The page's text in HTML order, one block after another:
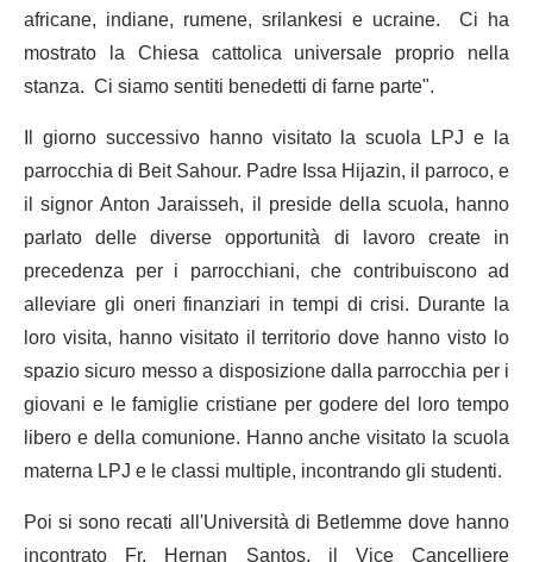
africane, indiane, rumene, srilankesi e ucraine. Ci ha
mostrato la Chiesa cattolica universale proprio nella
stanza. Ci siamo sentiti benedetti di farne parte".
Il giorno successivo hanno visitato la scuola LPJ e la
parrocchia di Beit Sahour. Padre Issa Hijazin, il parroco, e
il signor Anton Jaraisseh, il preside della scuola, hanno
parlato delle diverse opportunità di lavoro create in
precedenza per i parrocchiani, che contribuiscono ad
alleviare gli oneri finanziari in tempi di crisi. Durante la
loro visita, hanno visitato il territorio dove hanno visto lo
spazio sicuro messo a disposizione dalla parrocchia per i
giovani e le famiglie cristiane per godere del loro tempo
libero e della comunione. Hanno anche visitato la scuola
materna LPJ e le classi multiple, incontrando gli studenti.
Poi si sono recati all'Università di Betlemme dove hanno